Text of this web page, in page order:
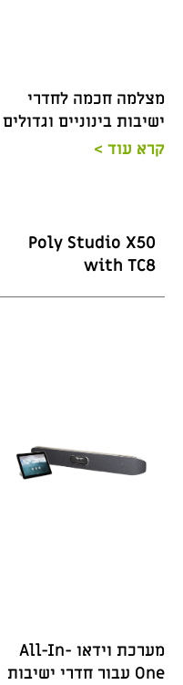
מצלמה חכמה לחדרי
ישיבות בינוניים וגדולים
קרא עוד >
Poly Studio X50
with TC8
מערכת וידאו All-In-
One עבור חדרי ישיבות